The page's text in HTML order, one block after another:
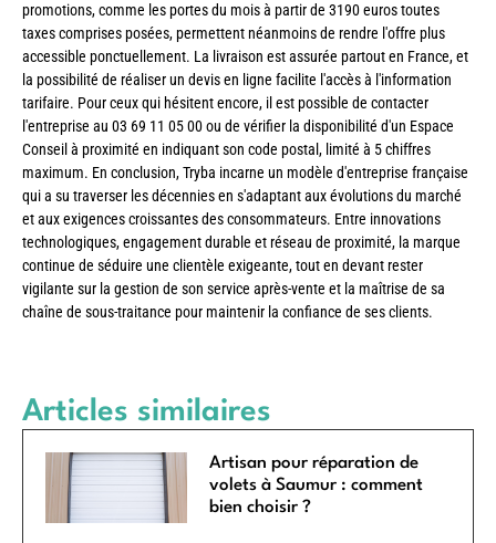
promotions, comme les portes du mois à partir de 3190 euros toutes
taxes comprises posées, permettent néanmoins de rendre l'offre plus
accessible ponctuellement. La livraison est assurée partout en France, et
la possibilité de réaliser un devis en ligne facilite l'accès à l'information
tarifaire. Pour ceux qui hésitent encore, il est possible de contacter
l'entreprise au 03 69 11 05 00 ou de vérifier la disponibilité d'un Espace
Conseil à proximité en indiquant son code postal, limité à 5 chiffres
maximum. En conclusion, Tryba incarne un modèle d'entreprise française
qui a su traverser les décennies en s'adaptant aux évolutions du marché
et aux exigences croissantes des consommateurs. Entre innovations
technologiques, engagement durable et réseau de proximité, la marque
continue de séduire une clientèle exigeante, tout en devant rester
vigilante sur la gestion de son service après-vente et la maîtrise de sa
chaîne de sous-traitance pour maintenir la confiance de ses clients.
Articles similaires
Artisan pour réparation de
volets à Saumur : comment
bien choisir ?